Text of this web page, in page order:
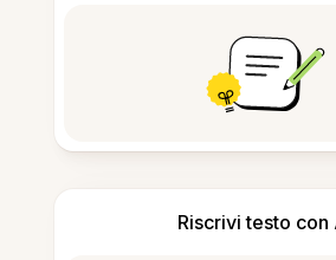
Riscrivi testo con